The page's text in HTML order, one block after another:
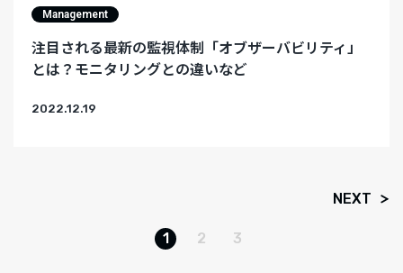
Management
注目される最新の監視体制「オブザーバビリティ」
とは？モニタリングとの違いなど
2022.12.19
1 2 3
NEXT